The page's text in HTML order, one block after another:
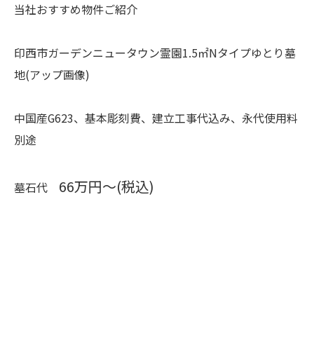
当社おすすめ物件ご紹介
印西市ガーデンニュータウン霊園1.5㎡Nタイプゆとり墓
地(アップ画像)
中国産G623、基本彫刻費、建立工事代込み、永代使用料
別途
墓石代 66万円～(税込)